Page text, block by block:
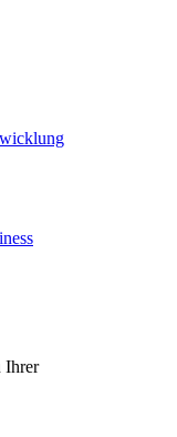
Ihrer